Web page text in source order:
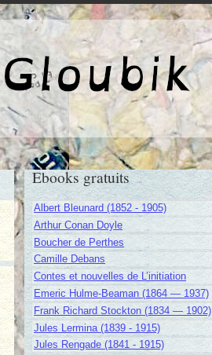
Gloubik
Ebooks gratuits
Albert Bleunard (1852 - 1905)
Arthur Conan Doyle
Boucher de Perthes
Camille Debans
Contes et nouvelles de L’initiation
Emeric Hulme-Beaman (1864 — 1937)
Frank Richard Stockton (1834 — 1902)
Jules Lermina (1839 - 1915)
Jules Rengade (1841 - 1915)